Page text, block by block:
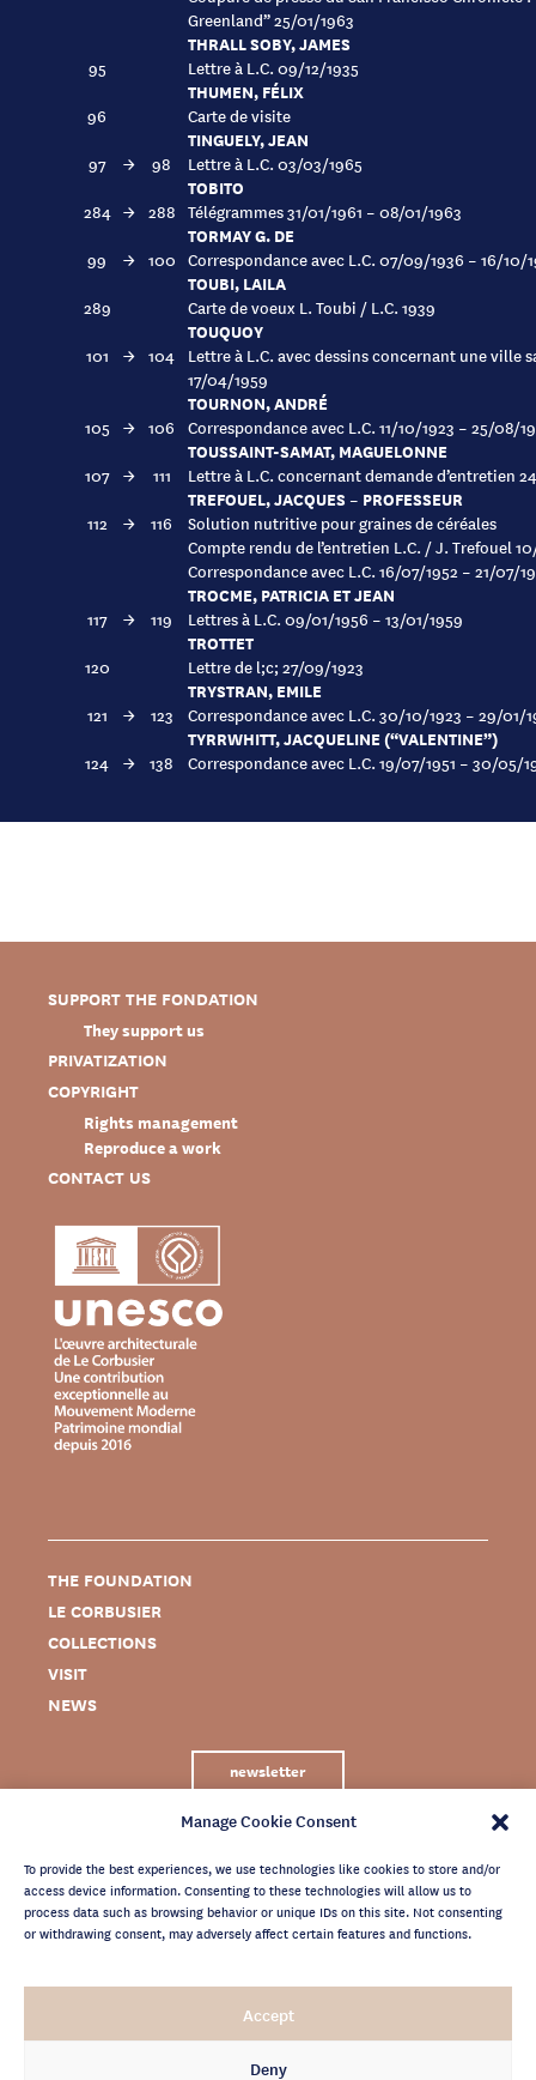
Manage Cookie Consent
To provide the best experiences, we use technologies like cookies to store and/or
access device information. Consenting to these technologies will allow us to
process data such as browsing behavior or unique IDs on this site. Not consenting
or withdrawing consent, may adversely affect certain features and functions.
Accept
Deny
Greenland” 25/01/1963
THRALL SOBY, JAMES
95 Lettre à L.C. 09/12/1935
THUMEN, FÉLIX
96 Carte de visite
TINGUELY, JEAN
97 → 98 Lettre à L.C. 03/03/1965
TOBITO
284 → 288 Télégrammes 31/01/1961 – 08/01/1963
TORMAY G. DE
99 → 100 Correspondance avec L.C. 07/09/1936 – 16/10/
TOUBI, LAILA
289 Carte de voeux L. Toubi / L.C. 1939
TOUQUOY
101 → 104 Lettre à L.C. avec dessins concernant une
17/04/1959
TOURNON, ANDRÉ
105 → 106 Correspondance avec L.C. 11/10/1923 – 25/08/
TOUSSAINT-SAMAT, MAGUELONNE
107 → 111 Lettre à L.C. concernant demande d’entretien
TREFOUEL, JACQUES – PROFESSEUR
112 → 116
Solution nutritive pour graines de céréales
Compte rendu de l’entretien L.C. / J. Trefouel
Correspondance avec L.C. 16/07/1952 – 21/07/
TROCME, PATRICIA ET JEAN
117 → 119 Lettres à L.C. 09/01/1956 – 13/01/1959
TROTTET
120 Lettre de l;c; 27/09/1923
TRYSTRAN, EMILE
121 → 123 Correspondance avec L.C. 30/10/1923 – 29/01/
TYRRWHITT, JACQUELINE (“VALENTINE”)
124 → 138 Correspondance avec L.C. 19/07/1951 – 30/05/
SUPPORT THE FONDATION
They support us
PRIVATIZATION
COPYRIGHT
Rights management
Reproduce a work
CONTACT US
THE FOUNDATION
LE CORBUSIER
COLLECTIONS
VISIT
NEWS
newsletter
LEGAL NOTICE
PRIVACY POLICY
CREDITS
NEWSLETTER ARCHIVES